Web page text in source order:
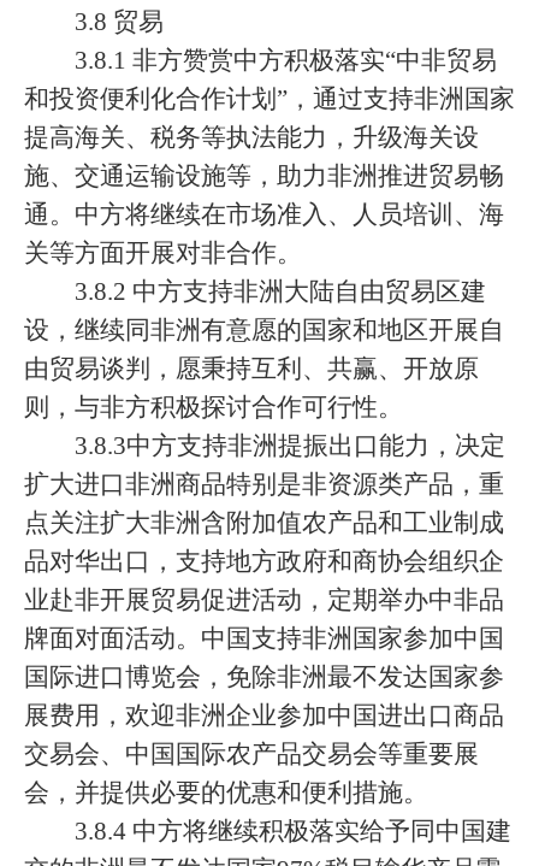
3.8 贸易
3.8.1 非方赞赏中方积极落实“中非贸易
和投资便利化合作计划”，通过支持非洲国家
提高海关、税务等执法能力，升级海关设
施、交通运输设施等，助力非洲推进贸易畅
通。中方将继续在市场准入、人员培训、海
关等方面开展对非合作。
3.8.2 中方支持非洲大陆自由贸易区建
设，继续同非洲有意愿的国家和地区开展自
由贸易谈判，愿秉持互利、共赢、开放原
则，与非方积极探讨合作可行性。
3.8.3中方支持非洲提振出口能力，决定
扩大进口非洲商品特别是非资源类产品，重
点关注扩大非洲含附加值农产品和工业制成
品对华出口，支持地方政府和商协会组织企
业赴非开展贸易促进活动，定期举办中非品
牌面对面活动。中国支持非洲国家参加中国
国际进口博览会，免除非洲最不发达国家参
展费用，欢迎非洲企业参加中国进出口商品
交易会、中国国际农产品交易会等重要展
会，并提供必要的优惠和便利措施。
3.8.4 中方将继续积极落实给予同中国建